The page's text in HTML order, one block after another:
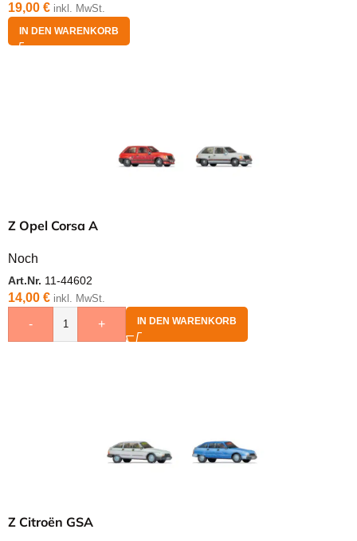
19,00 € inkl. MwSt.
IN DEN WARENKORB
Z Opel Corsa A
Noch
Art.Nr. 11-44602
14,00 € inkl. MwSt.
- + IN DEN WARENKORB
Z Citroën GSA